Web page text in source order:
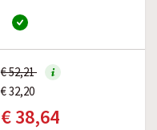
€ 52,21
€ 32,20
€ 38,64